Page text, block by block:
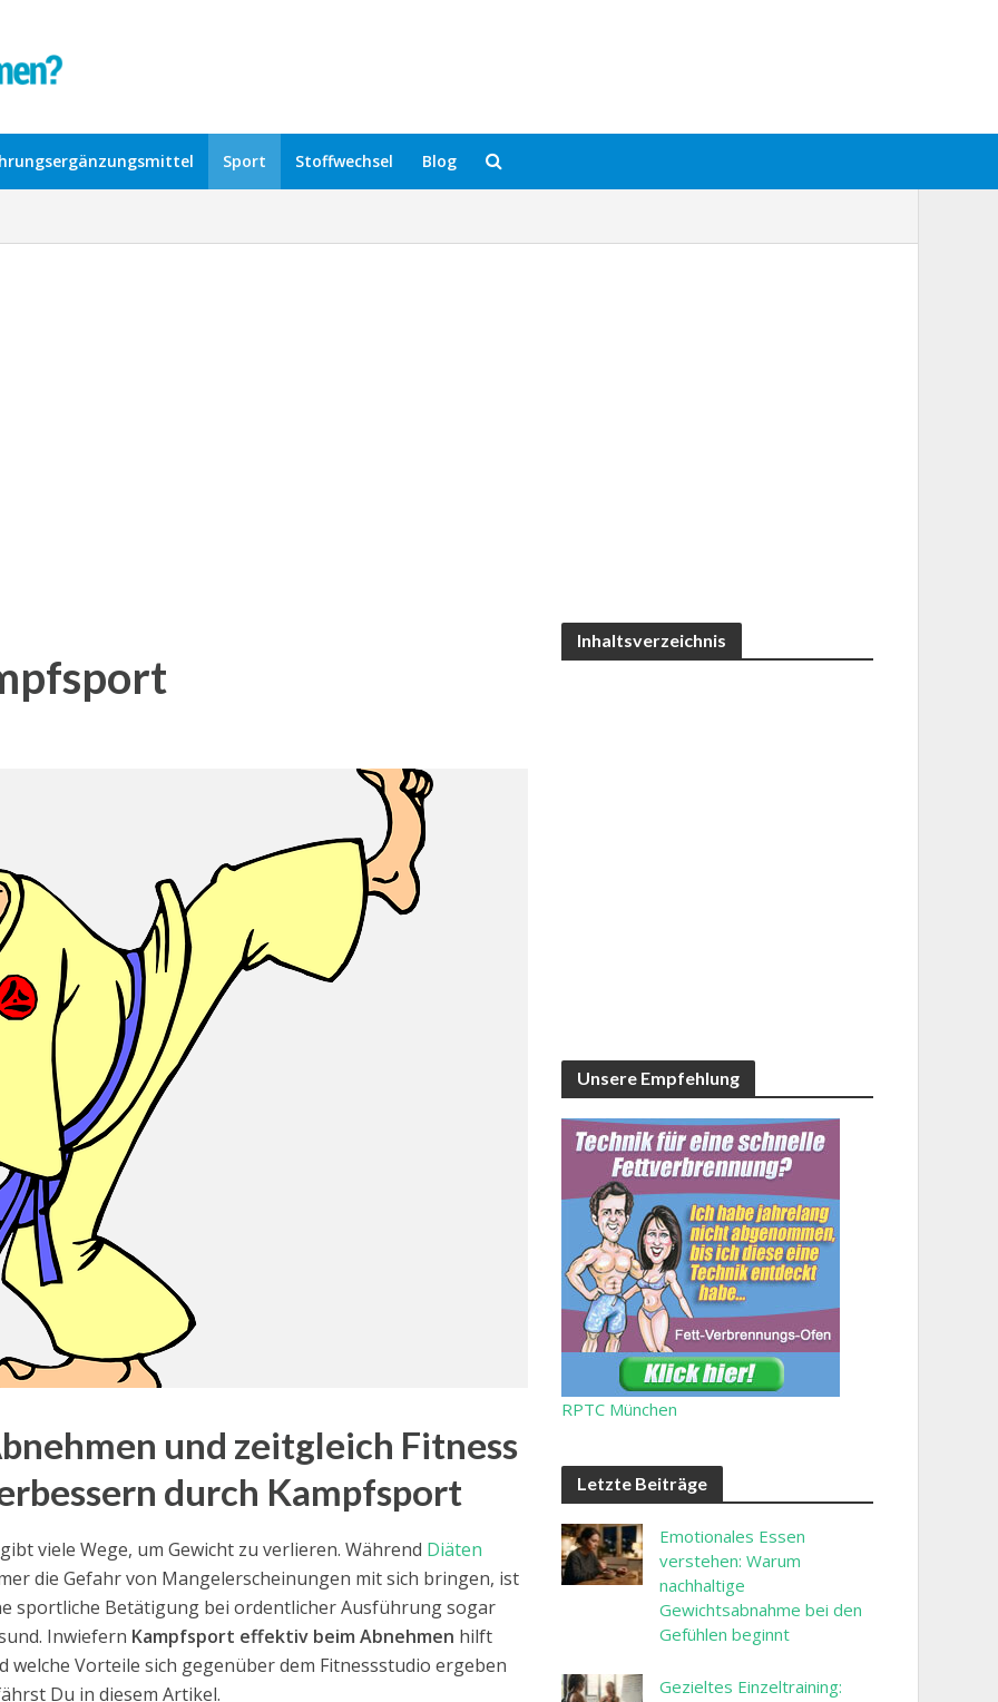
Sport Stoffwechsel Blog
und zeitgleich Fitness
durch Kampfsport
viele Wege, um Gewicht zu verlieren. Während Diäten
die Gefahr von Mangelerscheinungen mit sich bringen, ist
sportliche Betätigung bei ordentlicher Ausführung sogar
Inwiefern Kampfsport effektiv beim Abnehmen hilft
welche Vorteile sich gegenüber dem Fitnessstudio ergeben
Du in diesem Artikel.
Inhaltsverzeichnis
Unsere Empfehlung
RPTC München
Letzte Beiträge
Emotionales Essen
verstehen: Warum
nachhaltige
Gewichtsabnahme bei den
Gefühlen beginnt
Gezieltes Einzeltraining: